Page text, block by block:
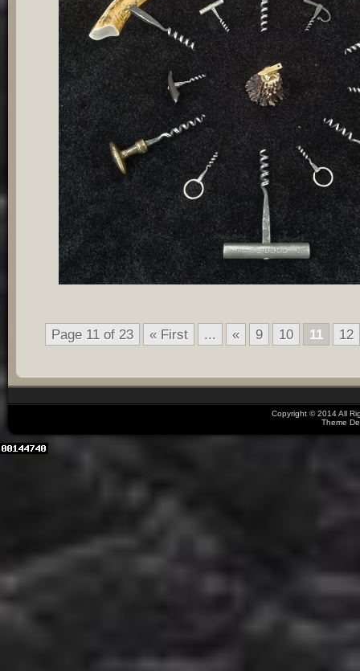
Page 11 of 23 « First ... « 9 10 11 12
Copyright © 2014 All
Theme